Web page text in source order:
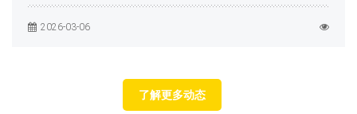
2026-03-06
了解更多动态